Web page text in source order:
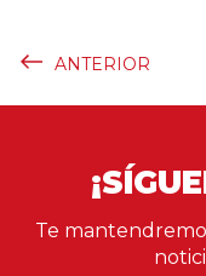
ANTERIOR
Te